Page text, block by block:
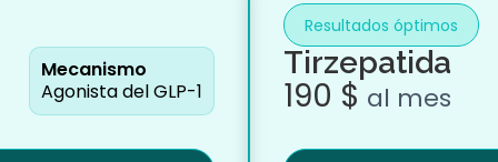
Mecanismo
Agonista del GLP-1
Resultados óptimos
Tirzepatida
190 $ al mes